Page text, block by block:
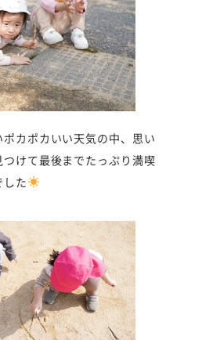
ポカポカいい天気の中、思い
けて最後までたっぷり満喫
した